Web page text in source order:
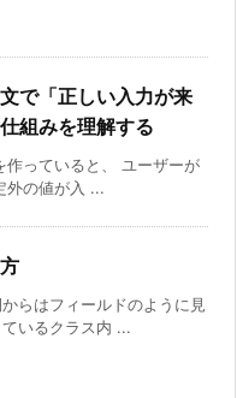
で「正しい入力が来
組みを理解する
作っていると、 ユーザーが
外の値が入 ...
らはフィールドのように見
いるクラス内 ...